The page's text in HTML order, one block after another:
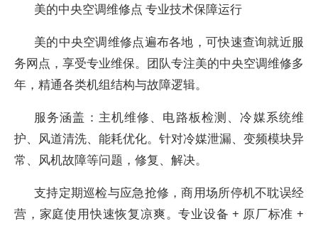
美的中央空调维修点 专业技术保障运行
美的中央空调维修点遍布各地，可快速查询就近服
务网点，享受专业维保。团队专注美的中央空调维修多
年，精通各类机组结构与故障逻辑。
服务涵盖：主机维修、电路板检测、冷媒系统维
护、风道清洗、能耗优化。针对冷媒泄漏、变频模块异
常、风机故障等问题，修复、解决。
支持定期巡检与应急抢修，商用场所停机不耽误经
营，家庭使用快速恢复凉爽。专业设备 + 原厂标准 +